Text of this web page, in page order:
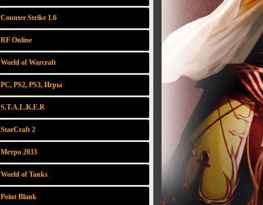
Counter Strike 1.6
RF Online
World of Warcraft
PC, PS2, PS3, Игры
S.T.A.L.K.E.R
StarCraft 2
Метро 2033
World of Tanks
Point Blank